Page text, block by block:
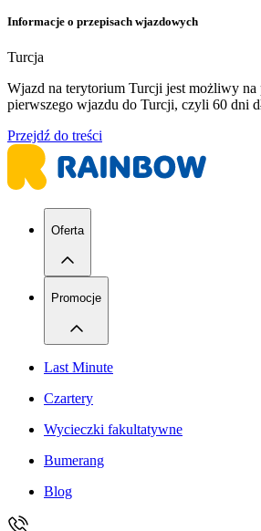
Informacje o przepisach wjazdowych
Turcja
Wjazd na terytorium Turcji jest możliwy
pierwszego wjazdu do Turcji, czyli 60 dni
Przejdź do treści
Oferta
Promocje
Last Minute
Czartery
Wycieczki fakultatywne
Bumerang
Blog